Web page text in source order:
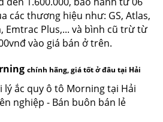
các thương hiệu như: GS, Atlas,
Emtrac Plus,... và bình cũ trừ từ
vào giá bán ở trên.
chính hãng, giá tốt ở đâu tại Hải
lý ắc quy ô tô Morning tại Hải
nghiệp - Bán buôn bán lẻ